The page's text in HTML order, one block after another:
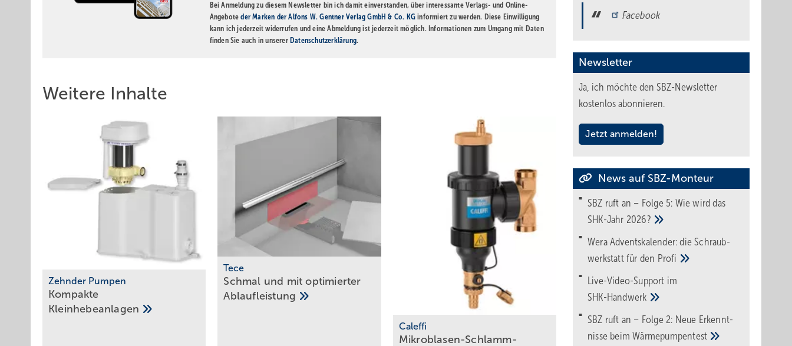
Bei Anmeldung zu diesem Newsletter bin ich damit einverstanden, über interessante Verlags- und Online-
Angeboteder Marken der Alfons W. Gentner Verlag GmbH & Co. KG informiert zu werden. Diese Einwilligung
kann ich jederzeit widerrufen und eine Abmeldung ist jederzeit möglich. Informationen zum Umgang mit Daten
finden Sie auch in unserer Datenschutzerklärung.
Weitere Inhalte
Zehnder Pumpen
Kompakte
­Kleinhebeanlagen
Tece
Schmal und mit optimierter
­Ablaufleistung
Caleffi
Mikr oblasen-Schlamm­
Facebook
Newsletter
Ja, ich möchte den SBZ-Newsletter
kostenlos abonnieren.
Jetzt anmelden!
News auf SBZ-Monteur
SBZ ruft an – Folge 5: Wie wird das
SHK-Jahr 2026?
Wera Adventskalender: die Schraub­
werk­statt für den Pro­fi
Live-Video-Support im
SHK-Handwerk
SBZ ruft an – Folge 2: Neue Erkennt­
nisse beimWärme­pumpen­test